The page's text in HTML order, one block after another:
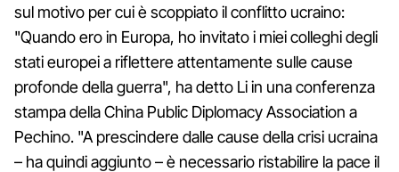
sul motivo per cui è scoppiato il conflitto ucraino:
"Quando ero in Europa, ho invitato i miei colleghi degli
stati europei a riflettere attentamente sulle cause
profonde della guerra", ha detto Li in una conferenza
stampa della China Public Diplomacy Association a
Pechino. "A prescindere dalle cause della crisi ucraina
– ha quindi aggiunto – è necessario ristabilire la pace il